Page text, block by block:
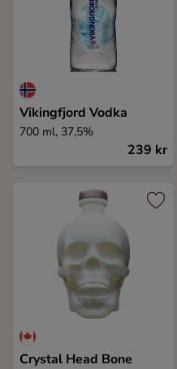
Vikingfjord Vodka
700 ml, 37,5%
239 kr
Crystal Head Bone